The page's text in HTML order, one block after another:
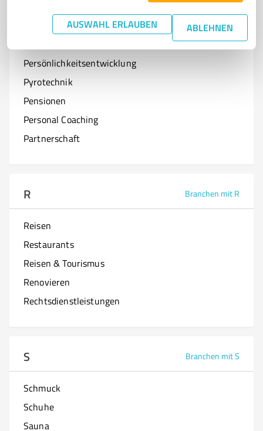
AUSWAHL ERLAUBEN ABLEHNEN
Branchen mit P
Persönlichkeitsentwicklung
Pyrotechnik
Pensionen
Personal Coaching
Partnerschaft
R Branchen mit R
Reisen
Restaurants
Reisen & Tourismus
Renovieren
Rechtsdienstleistungen
S Branchen mit S
Schmuck
Schuhe
Sauna